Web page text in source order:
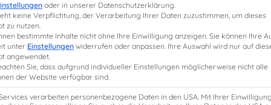
Tipps für deine Vorbereitung
,Steuerberatervorbereitung,Vorbereitungskurse
mit der richtigen Vorbereitung und Strategie kann er gemeistert
Erfolgsfaktoren und entscheidende Tipps für deine Vorbereitung auf
oder in unserer Datenschutzerklärung.
keine Verpflichtung, der Verarbeitung Ihrer Daten zuzustimmen, um dieses
zu nutzen.
bestimmte Inhalte nicht ohne Ihre Einwilligung anzeigen. Sie können Ihre
unter Einstellungen widerrufen oder anpassen. Ihre Auswahl wird nur auf
angewendet.
Sie, dass aufgrund individueller Einstellungen möglicherweise nicht alle
der Website verfügbar sind.
verarbeiten personenbezogene Daten in den USA. Mit Ihrer